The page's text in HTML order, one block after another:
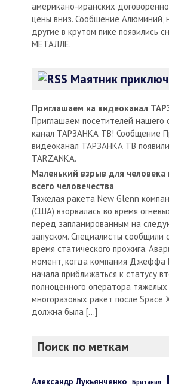
американо-иранских
цены вниз. Сообщение Алюминий,
другие в крутом пике появились
МЕТАЛЛЕ.
Маятник
Приглашаем на видеоканал
Приглашаем посетителей нашего
канал ТАРЗАНКА ТВ! Сообщение
видеоканал ТАРЗАНКА ТВ
TARZANKA.
Маленький взрыв для
всего человечества
Тяжелая ракета New Glenn
(США) взорвалась во время
перед запланированным на
запуском. Специалисты сообщили
время статического прожига.
момент, когда компания Джеффа
начала приближаться к статусу
полноценного оператора тяжелых
многоразовых ракет после Space
должна была […]
Поиск по меткам
Александр Лукьянченко Британия